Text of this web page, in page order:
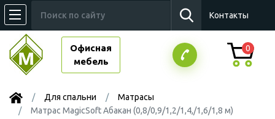
Контакты
Офисная
мебель
0
Для спальни
Матрасы
Матрас MagicSoft Абакан (0,8/0,9/1,2/1,4,/1,6/1,8 м)